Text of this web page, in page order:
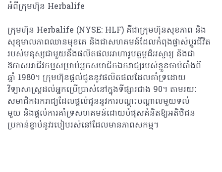
អំពីក្រុមហ៊ុន Herbalife
ក្រុមហ៊ុន Herbalife (NYSE: HLF) គឺជាក្រុមហ៊ុនសុខភាព និង
សុខុមាលភាពឈានមុខគេ និងជាសហគមន៍ដែលកំពុងផ្លាស់ប្តូរជីវិត
របស់មនុស្សជាមួយនឹងផលិតផលអាហារូបត្ថម្ភដ៏អស្ចារ្យ និងជា
ឱកាសអាជីវកម្មសម្រាប់អ្នកសមាជិកឯករាជ្យរបស់ខ្លួនចាប់តាំងពី
ឆ្នាំ 1980។ ក្រុមហ៊ុនផ្តល់ជូននូវផលិតផលដែលគាំទ្រដោយ
វិទ្យាសាស្រ្តដល់អ្នកប្រើប្រាស់នៅក្នុងទីផ្សារជាង 90។ តាមរយៈ
សមាជិកឯករាជ្យដែលផ្តល់ជូននូវការបណ្តុះបណ្តាលមួយទល់
មួយ និងផ្តល់ការគាំទ្រសហគមន៍ដោយបំផុសគំនិតឱ្យអតិថិជន
ប្រកាន់ខ្ជាប់នូវរបៀបរស់នៅដែលមានភាពសកម្ម។